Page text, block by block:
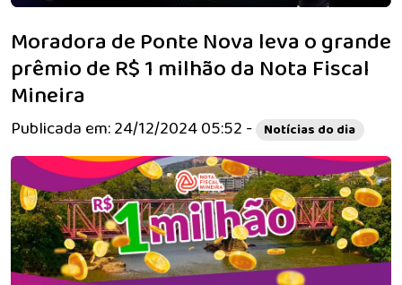
Moradora de Ponte Nova leva o grande
prêmio de R$ 1 milhão da Nota Fiscal
Mineira
Publicada em: 24/12/2024 05:52 - Notícias do dia